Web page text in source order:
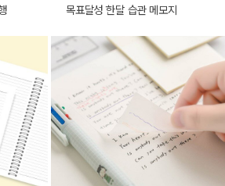
목표달성 한달 습관 메모지